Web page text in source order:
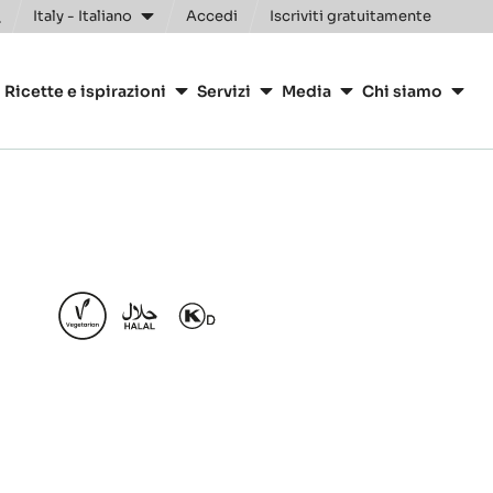
Italy - Italiano Accedi Iscriviti gratuitamente
Ricette e ispirazioni Servizi Media Chi siamo